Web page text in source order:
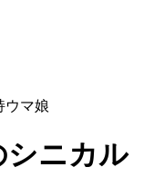
ウマ娘
シニカル